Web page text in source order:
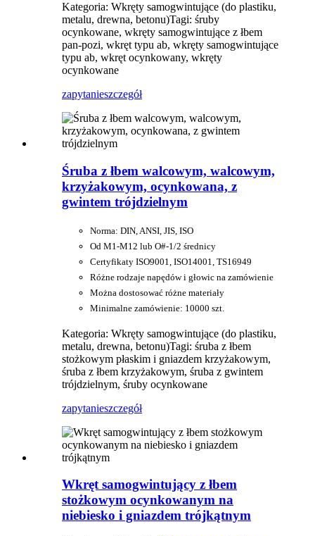
Kategoria: Wkręty samogwintujące (do plastiku,
metalu, drewna, betonu)Tagi: śruby
ocynkowane, wkręty samogwintujące z łbem
pan-pozi, wkręt typu ab, wkręty samogwintujące
typu ab, wkręt ocynkowany, wkręty
ocynkowane
zapytanieszczegół
Śruba z łbem walcowym, walcowym,
krzyżakowym, ocynkowana, z
gwintem trójdzielnym
Norma: DIN, ANSI, JIS, ISO
Od M1-M12 lub O#-1/2 średnicy
Certyfikaty ISO9001, ISO14001, TS16949
Różne rodzaje napędów i głowic na zamówienie
Można dostosować różne materiały
Minimalne zamówienie: 10000 szt.
Kategoria: Wkręty samogwintujące (do plastiku,
metalu, drewna, betonu)Tagi: śruba z łbem
stożkowym płaskim i gniazdem krzyżakowym,
śruba z łbem krzyżakowym, śruba z gwintem
trójdzielnym, śruby ocynkowane
zapytanieszczegół
Wkręt samogwintujący z łbem
stożkowym ocynkowanym na
niebiesko i gniazdem trójkątnym